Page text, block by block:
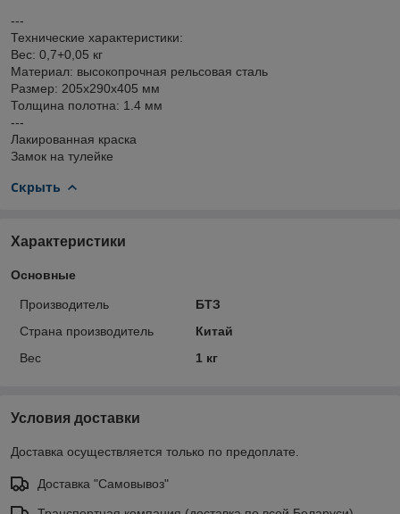
---
Технические характеристики:
Вес: 0,7+0,05 кг
Материал: высокопрочная рельсовая сталь
Размер: 205х290х405 мм
Толщина полотна: 1.4 мм
---
Лакированная краска
Замок на тулейке
Скрыть
Характеристики
Основные
Производитель
БТЗ
Страна производитель
Китай
Вес
1 кг
Условия доставки
Доставка осуществляется только по предоплате.
Доставка "Самовывоз"